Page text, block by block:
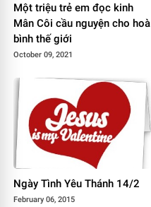
Một triệu trẻ em đọc kinh
Mân Côi cầu nguyện cho hoà
bình thế giới
October 09, 2021
Ngày Tình Yêu Thánh 14/2
February 06, 2015